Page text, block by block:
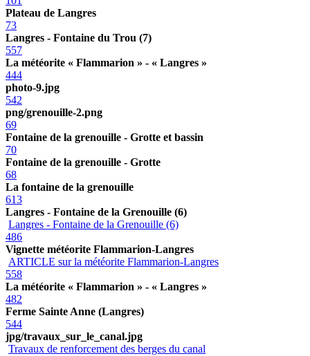
Plateau de Langres
73
Langres - Fontaine du Trou (7)
557
La météorite « Flammarion » - « Langres »
444
photo-9.jpg
542
png/grenouille-2.png
69
Fontaine de la grenouille - Grotte et bassin
70
Fontaine de la grenouille - Grotte
68
La fontaine de la grenouille
613
Langres - Fontaine de la Grenouille (6)
Langres - Fontaine de la Grenouille (6)
486
Vignette météorite Flammarion-Langres
ARTICLE sur la météorite Flammarion-Langres
558
La météorite « Flammarion » - « Langres »
482
Ferme Sainte Anne (Langres)
544
jpg/travaux_sur_le_canal.jpg
Travaux de renforcement des berges du canal